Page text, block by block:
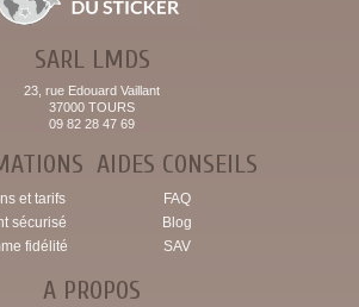
SARL LMDS
23, rue Edouard Vaillant
37000 TOURS
09 82 28 47 69
et tarifs
sécurisé
fidélité
AIDES CONSEILS
FAQ
Blog
SAV
A PROPOS